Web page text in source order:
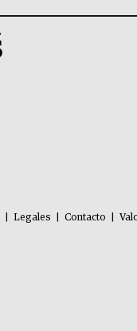
Legales Contacto